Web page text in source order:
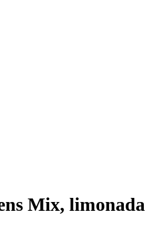
Mix, limonada